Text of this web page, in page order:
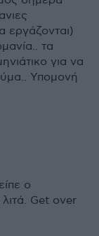
εργάζονται)
τα
για να
Υπομονή
ο
Get over